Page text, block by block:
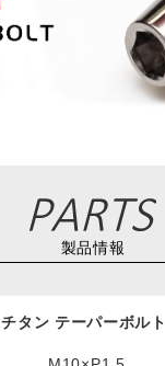
製品情報
チタン テーパーボルト